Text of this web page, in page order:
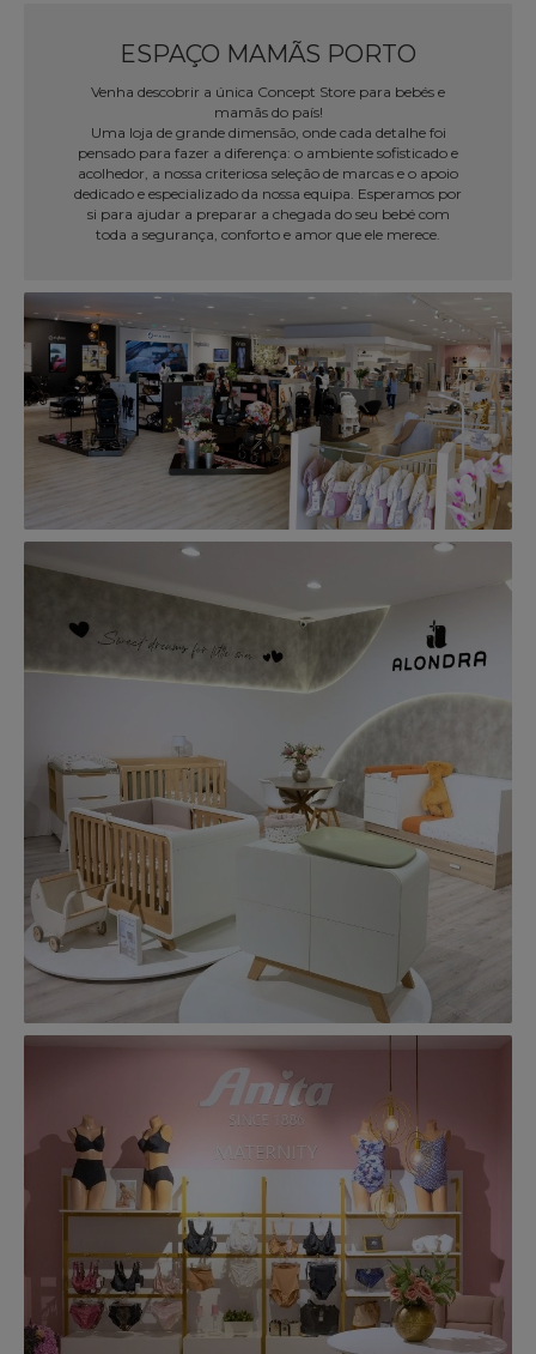
ESPAÇO MAMÃS PORTO
Venha descobrir a única Concept Store para bebés e
mamãs do país!
Uma loja de grande dimensão, onde cada detalhe foi
pensado para fazer a diferença: o ambiente sofisticado e
acolhedor, a nossa criteriosa seleção de marcas e o apoio
dedicado e especializado da nossa equipa. Esperamos por
si para ajudar a preparar a chegada do seu bebé com
toda a segurança, conforto e amor que ele merece.